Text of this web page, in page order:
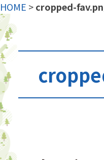
HOME >cropped-